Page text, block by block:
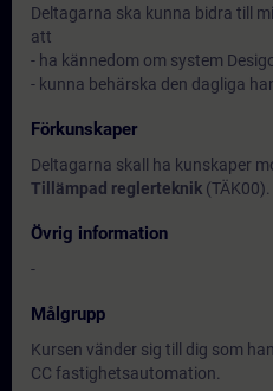
Deltagarna ska kunna bidra till
att
- ha kännedom om system
- kunna behärska den dagliga
Förkunskaper
Deltagarna skall ha kunskaper
Tillämpad reglerteknik (TÄK00).
Övrig information
-
Målgrupp
Kursen vänder sig till dig som
CC fastighetsautomation.